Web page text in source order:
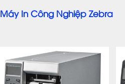
Máy In Công Nghiệp Zebra